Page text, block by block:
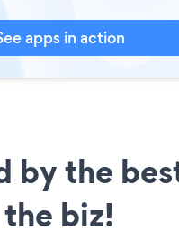
apps in action
by the
the biz!